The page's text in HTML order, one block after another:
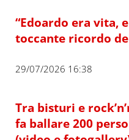
“Edoardo era vita,
toccante ricordo
29/07/2026 16:38
Tra bisturi e
fa ballare 200